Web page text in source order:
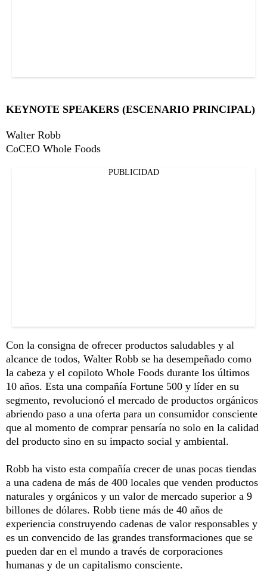
KEYNOTE SPEAKERS (ESCENARIO PRINCIPAL)
Walter Robb
CoCEO Whole Foods
PUBLICIDAD
Con la consigna de ofrecer productos saludables y al
alcance de todos, Walter Robb se ha desempeñado como
la cabeza y el copiloto Whole Foods durante los últimos
10 años. Esta una compañía Fortune 500 y líder en su
segmento, revolucionó el mercado de productos orgánicos
abriendo paso a una oferta para un consumidor consciente
que al momento de comprar pensaría no solo en la calidad
del producto sino en su impacto social y ambiental.
Robb ha visto esta compañía crecer de unas pocas tiendas
a una cadena de más de 400 locales que venden productos
naturales y orgánicos y un valor de mercado superior a 9
billones de dólares. Robb tiene más de 40 años de
experiencia construyendo cadenas de valor responsables y
es un convencido de las grandes transformaciones que se
pueden dar en el mundo a través de corporaciones
humanas y de un capitalismo consciente.